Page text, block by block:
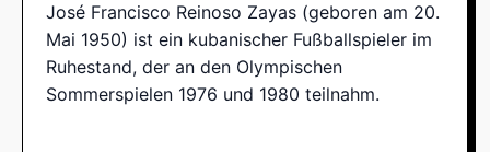
José Francisco Reinoso Zayas (geboren am 20.
Mai 1950) ist ein kubanischer Fußballspieler im
Ruhestand, der an den Olympischen
Sommerspielen 1976 und 1980 teilnahm.